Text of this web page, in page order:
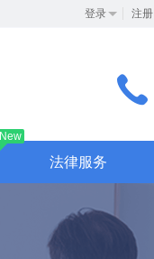
登录 注册
New
法律服务